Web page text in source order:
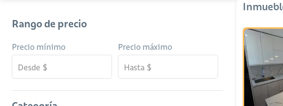
Rango de precio
Precio mínimo Precio máximo